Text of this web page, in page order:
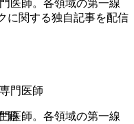
医師。各領域の第一線
に関する独自記事を配信
医師。各領域の第一線
門医師
籍